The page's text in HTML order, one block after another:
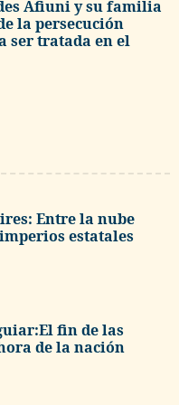
Afiuni y su familia
la persecución
ser tratada en el
Entre la nube
estatales
fin de las
de la nación